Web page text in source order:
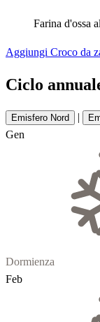
Farina d'ossa
Aggiungi Croco da
Ciclo
Emisfero Nord |
Gen
Dormienza
Feb